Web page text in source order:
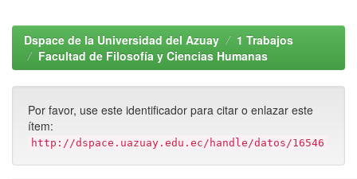
Dspace de la Universidad del Azuay
1 Trabajos
Facultad de Filosofía y Ciencias Humanas
Por favor, use este identificador para citar o enlazar este
ítem:
http://dspace.uazuay.edu.ec/handle/datos/16546